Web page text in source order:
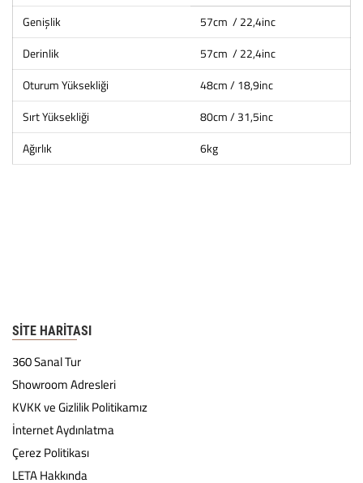
Genişlik
57cm / 22,4inc
Derinlik
57cm / 22,4inc
Oturum Yüksekliği
48cm / 18,9inc
Sırt Yüksekliği
80cm / 31,5inc
Ağırlık
6kg
SITE HARITASI
360 Sanal Tur
Showroom Adresleri
KVKK ve Gizlilik Politikamız
İnternet Aydınlatma
Çerez Politikası
LETA Hakkında